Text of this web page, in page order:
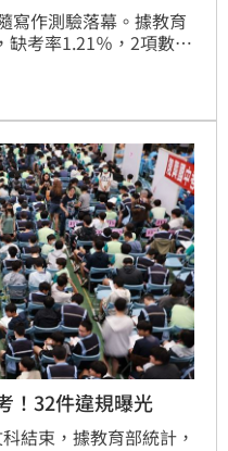
寫作測驗落幕。據教育
缺考率1.21％，2項數據
案卡（卷）上做標記、
汙損、折疊」；較特別
本或答案卡」。
！32件違規曝光
結束，據教育部統計，